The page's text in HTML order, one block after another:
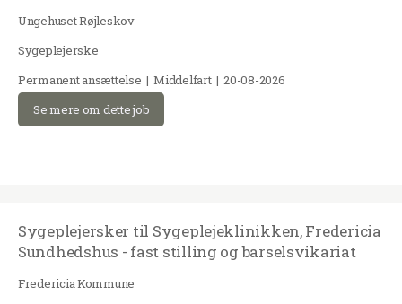
Ungehuset Røjleskov
Sygeplejerske
Permanent ansættelse | Middelfart | 20-08-2026
Se mere om dette job
Sygeplejersker til Sygeplejeklinikken, Fredericia
Sundhedshus - fast stilling og barselsvikariat
Fredericia Kommune